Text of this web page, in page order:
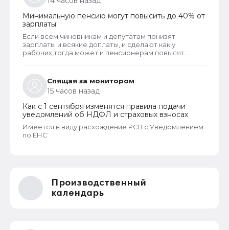
Минимальную пенсию могут повысить до 40% от
зарплаты
Если всем чиновникам и депутатам понизят
зарплаты и всякие доплаты, и сделают как у
рабочих,тогда может и пенсионерам повысят
Спящая за монитором
15 часов назад
Как с 1 сентября изменятся правила подачи
уведомлений об НДФЛ и страховых взносах
Имеется в виду расхождение РСВ с Уведомлением
по ЕНС
Производственный
календарь